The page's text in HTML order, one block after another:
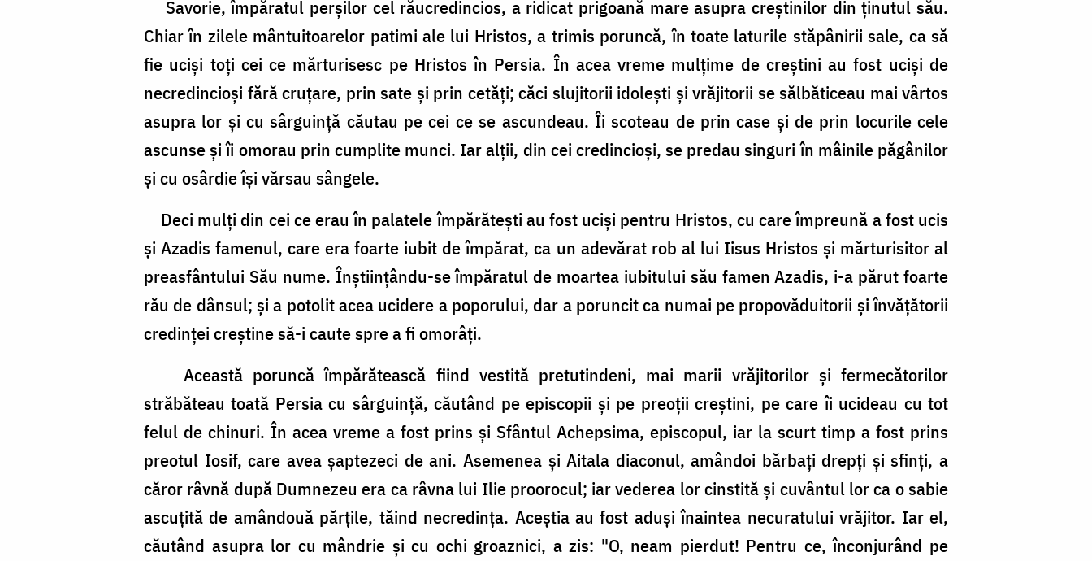
Savorie, împăratul perşilor cel răucredincios, a ridicat prigoană mare asupra creştinilor din ţinutul său.
Chiar în zilele mântuitoarelor patimi ale lui Hristos, a trimis poruncă, în toate laturile stăpânirii sale, ca să
fie ucişi toţi cei ce mărturisesc pe Hristos în Persia. În acea vreme mulţime de creştini au fost ucişi de
necredincioşi fără cruţare, prin sate şi prin cetăţi; căci slujitorii idoleşti şi vrăjitorii se sălbăticeau mai vârtos
asupra lor şi cu sârguinţă căutau pe cei ce se ascundeau. Îi scoteau de prin case şi de prin locurile cele
ascunse şi îi omorau prin cumplite munci. Iar alţii, din cei credincioşi, se predau singuri în mâinile păgânilor
şi cu osârdie îşi vărsau sângele.
Deci mulţi din cei ce erau în palatele împărăteşti au fost ucişi pentru Hristos, cu care împreună a fost ucis
şi Azadis famenul, care era foarte iubit de împărat, ca un adevărat rob al lui Iisus Hristos şi mărturisitor al
preasfântului Său nume. Înştiinţându-se împăratul de moartea iubitului său famen Azadis, i-a părut foarte
rău de dânsul; şi a potolit acea ucidere a poporului, dar a poruncit ca numai pe propovăduitorii şi învăţătorii
credinţei creştine să-i caute spre a fi omorâţi.
Această poruncă împărătească fiind vestită pretutindeni, mai marii vrăjitorilor şi fermecătorilor
străbăteau toată Persia cu sârguinţă, căutând pe episcopii şi pe preoţii creştini, pe care îi ucideau cu tot
felul de chinuri. În acea vreme a fost prins şi Sfântul Achepsima, episcopul, iar la scurt timp a fost prins
preotul Iosif, care avea şaptezeci de ani. Asemenea şi Aitala diaconul, amândoi bărbaţi drepţi şi sfinţi, a
căror râvnă după Dumnezeu era ca râvna lui Ilie proorocul; iar vederea lor cinstită şi cuvântul lor ca o sabie
ascuţită de amândouă părţile, tăind necredinţa. Aceştia au fost aduşi înaintea necuratului vrăjitor. Iar el,
căutând asupra lor cu mândrie şi cu ochi groaznici, a zis: "O, neam pierdut! Pentru ce, înconjurând pe